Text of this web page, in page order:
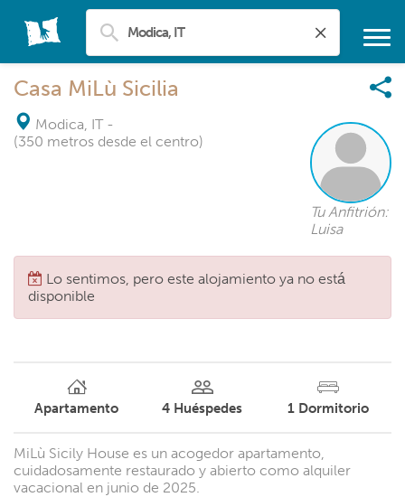
Casa MiLù Sicilia
Modica, IT -
(350 metros desde el centro)
Tu Anfitrión:
Luisa
Lo sentimos, pero este alojamiento ya no está
disponible
Apartamento 4 Huéspedes 1 Dormitorio
MiLù Sicily House es un acogedor apartamento,
cuidadosamente restaurado y abierto como alquiler
vacacional en junio de 2025.